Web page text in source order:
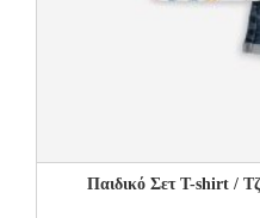
Παιδικό Σετ T-shirt /